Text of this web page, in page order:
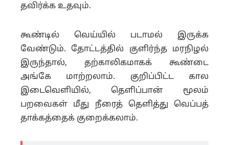
தவிர்க்க உதவும்.
கூண்டில் வெய்யில் படாமல் இருக்க
வேண்டும். தோட்டத்தில் குளிர்ந்த மரநிழல்
இருந்தால், தற்காலிகமாகக் கூண்டை
அங்கே மாற்றலாம். குறிப்பிட்ட கால
இடைவெளியில், தெளிப்பான் மூலம்
பறவைகள் மீது நீரைத் தெளித்து வெப்பத்
தாக்கத்தைக் குறைக்கலாம்.